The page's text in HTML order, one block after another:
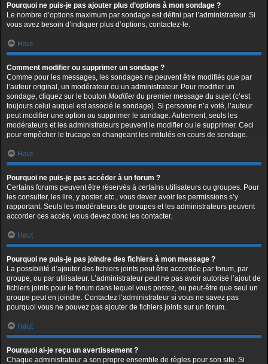
Pourquoi ne puis-je pas ajouter plus d’options à mon sondage ?
Le nombre d’options maximum par sondage est défini par l’administrateur. Si
vous avez besoin d’indiquer plus d’options, contactez-le.
Haut
Comment modifier ou supprimer un sondage ?
Comme pour les messages, les sondages ne peuvent être modifiés que par
l’auteur original, un modérateur ou un administrateur. Pour modifier un
sondage, cliquez sur le bouton Modifierdu premier message du sujet (c’est
toujours celui auquel est associé le sondage). Si personne n’a voté, l’auteur
peut modifier une option ou supprimer le sondage. Autrement, seuls les
modérateurs et les administrateurs peuvent le modifier ou le supprimer. Ceci
pour empêcher le trucage en changeant les intitulés en cours de sondage.
Haut
Pourquoi ne puis-je pas accéder à un forum ?
Certains forums peuvent être réservés à certains utilisateurs ou groupes. Pour
les consulter, les lire, y poster, etc., vous devez avoir les permissions s’y
rapportant. Seuls les modérateurs de groupes et les administrateurs peuvent
accorder ces accès, vous devez donc les contacter.
Haut
Pourquoi ne puis-je pas joindre des fichiers à mon message ?
La possibilité d’ajouter des fichiers joints peut être accordée par forum, par
groupe, ou par utilisateur. L’administrateur peut ne pas avoir autorisé l’ajout de
fichiers joints pour le forum dans lequel vous postez, ou peut-être que seul un
groupe peut en joindre. Contactez l’administrateur si vous ne savez pas
pourquoi vous ne pouvez pas ajouter de fichiers joints sur un forum.
Haut
Pourquoi ai-je reçu un avertissement ?
Chaque administrateur a son propre ensemble de règles pour son site. Si